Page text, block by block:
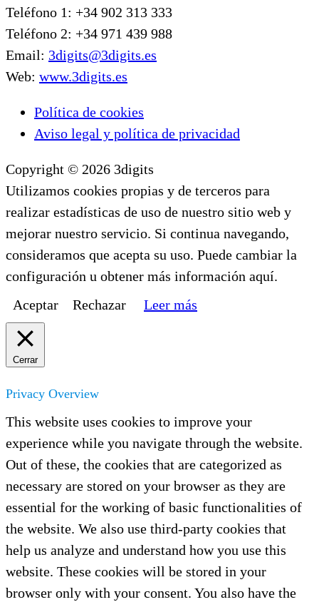
Teléfono 1: +34 902 313 333
Teléfono 2: +34 971 439 988
Email: 3digits@3digits.es
Web: www.3digits.es
Política de cookies
Aviso legal y política de privacidad
Copyright © 2026 3digits
Utilizamos cookies propias y de terceros para
realizar estadísticas de uso de nuestro sitio web y
mejorar nuestro servicio. Si continua navegando,
consideramos que acepta su uso. Puede cambiar la
configuración u obtener más información aquí.
Aceptar
Rechazar Leer más
Cerrar
Privacy Overview
This website uses cookies to improve your
experience while you navigate through the website.
Out of these, the cookies that are categorized as
necessary are stored on your browser as they are
essential for the working of basic functionalities of
the website. We also use third-party cookies that
help us analyze and understand how you use this
website. These cookies will be stored in your
browser only with your consent. You also have the